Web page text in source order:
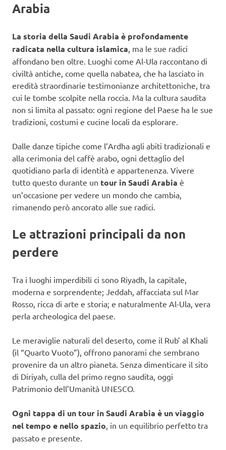
Arabia
La storia della Saudi Arabia è profondamente
radicata nella cultura islamica, ma le sue radici
affondano ben oltre. Luoghi come Al-Ula raccontano di
civiltà antiche, come quella nabatea, che ha lasciato in
eredità straordinarie testimonianze architettoniche, tra
cui le tombe scolpite nella roccia. Ma la cultura saudita
non si limita al passato: ogni regione del Paese ha le sue
tradizioni, costumi e cucine locali da esplorare.
Dalle danze tipiche come l’Ardha agli abiti tradizionali e
alla cerimonia del caffè arabo, ogni dettaglio del
quotidiano parla di identità e appartenenza. Vivere
tutto questo durante un tour in Saudi Arabia è
un’occasione per vedere un mondo che cambia,
rimanendo però ancorato alle sue radici.
Le attrazioni principali da non
perdere
Tra i luoghi imperdibili ci sono Riyadh, la capitale,
moderna e sorprendente; Jeddah, affacciata sul Mar
Rosso, ricca di arte e storia; e naturalmente Al-Ula, vera
perla archeologica del paese.
Le meraviglie naturali del deserto, come il Rub’ al Khali
(il “Quarto Vuoto”), offrono panorami che sembrano
provenire da un altro pianeta. Senza dimenticare il sito
di Diriyah, culla del primo regno saudita, oggi
Patrimonio dell’Umanità UNESCO.
Ogni tappa di un tour in Saudi Arabia è un viaggio
nel tempo e nello spazio, in un equilibrio perfetto tra
passato e presente.